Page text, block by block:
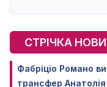
СТРІЧКА
Фабріціо Романо
трансфер